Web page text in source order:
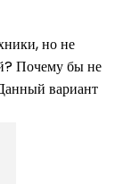
но не
Почему бы не
вариант